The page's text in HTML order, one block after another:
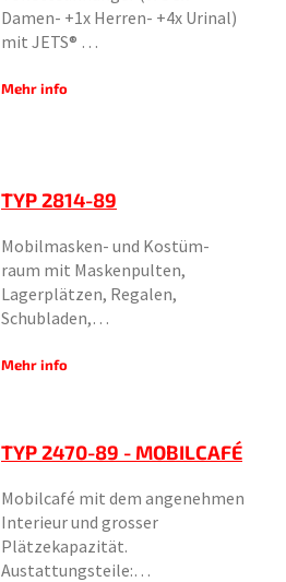
Damen- +1x Herren- +4x Urinal)
mit JETS® …
Mehr info
TYP 2814-89
Mobilmasken- und Kostüm-
raum mit Maskenpulten,
Lagerplätzen, Regalen,
Schubladen,…
Mehr info
TYP 2470-89 - MOBILCAFÉ
Mobilcafé mit dem angenehmen
Interieur und grosser
Plätzekapazität.
Austattungsteile:…